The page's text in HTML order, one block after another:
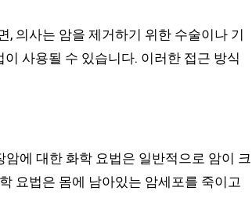
의사는 암을 제거하기 위한 수술이나 기
사용될 수 있습니다. 이러한 접근 방식
에 대한 화학 요법은 일반적으로 암이 크
요법은 몸에 남아있는 암세포를 죽이고